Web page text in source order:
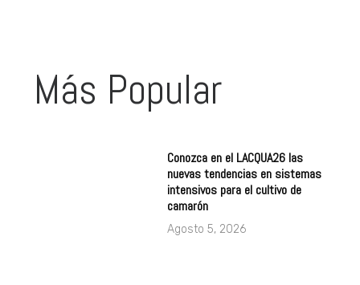
Más Popular
Conozca en el LACQUA26 las
nuevas tendencias en sistemas
intensivos para el cultivo de
camarón
Agosto 5, 2026